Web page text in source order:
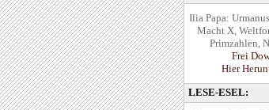
Ilia Papa:
Macht X,
Primzahlen,
Frei
Hier
LESE-ESEL: